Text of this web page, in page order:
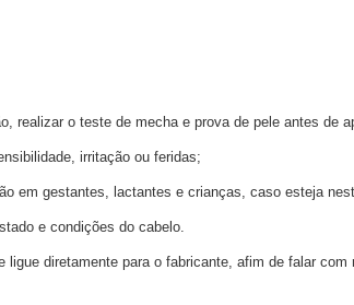
realizar o teste de mecha e prova de pele antes de
irritação ou feridas;
em gestantes, lactantes e crianças, caso esteja
e condições do cabelo.
ligue diretamente para o fabricante, afim de falar